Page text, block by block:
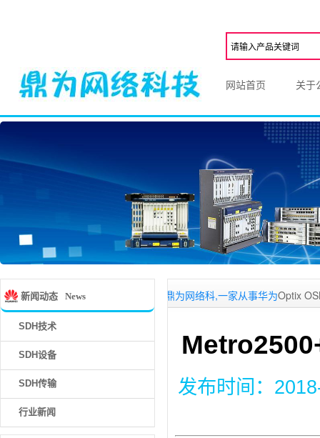
网站首页 关于
新闻动态 News
SDH技术
SDH设备
SDH传输
行业新闻
深圳鼎为网络科,一家从事华为Optix OSN3500,
发布时间：